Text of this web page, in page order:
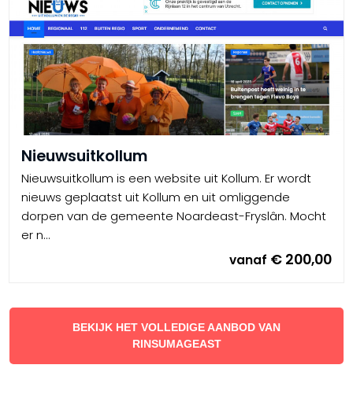
Nieuwsuitkollum
Nieuwsuitkollum is een website uit Kollum. Er wordt
nieuws geplaatst uit Kollum en uit omliggende
dorpen van de gemeente Noardeast-Fryslân. Mocht
er n...
vanaf € 200,00
BEKIJK HET VOLLEDIGE AANBOD VAN
RINSUMAGEAST